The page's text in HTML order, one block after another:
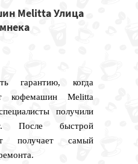
Melitta Улица
гарантию, когда
кофемашин Melitta
получили
После быстрой
получает самый